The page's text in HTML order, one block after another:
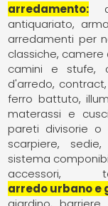
arredamento
antiquariato
arredamenti per
classiche camere
camini e stufe
d'arredo contract
ferro battuto
materassi e
pareti divisorie o
scarpiere
sedie
sistema
accessori
arredo urbano e